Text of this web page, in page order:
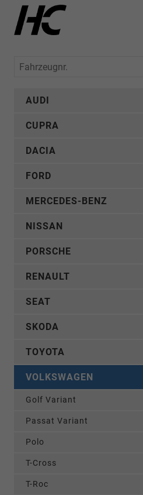
Fahrzeugnr.
AUDI
CUPRA
DACIA
FORD
MERCEDES-BENZ
NISSAN
PORSCHE
RENAULT
SEAT
SKODA
TOYOTA
VOLKSWAGEN
Golf Variant
Passat Variant
Polo
T-Cross
T-Roc